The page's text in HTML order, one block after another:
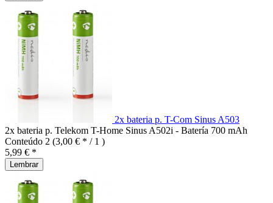
2x bateria p. T-Com Sinus A503
2x bateria p. Telekom T-Home Sinus A502i - Batería 700 mAh
Conteúdo 2 (3,00 € * / 1 )
5,99 € *
Lembrar